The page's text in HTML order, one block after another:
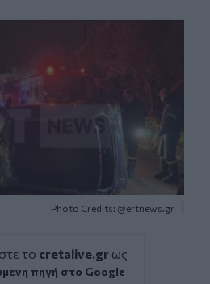
Photo Credits: @ertnews.gr
το cretalive.gr ως
πηγή στο Google